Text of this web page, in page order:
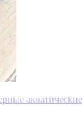
акватические